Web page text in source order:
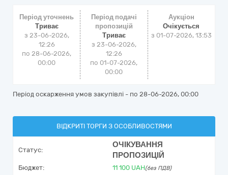
Період уточнень
Триває
з 23-06-2026,
12:26
по 28-06-2026,
00:00
Період подачі
пропозицій
Триває
з 23-06-2026,
12:26
по 01-07-2026,
00:00
Аукціон
Очікується
з 01-07-2026, 13:53
Період оскарження умов закупівлі - по 28-06-2026, 00:00
ВІДКРИТІ ТОРГИ З ОСОБЛИВОСТЯМИ
Статус:
ОЧІКУВАННЯ
ПРОПОЗИЦІЙ
Бюджет: 11 100 UAH(без ПДВ)